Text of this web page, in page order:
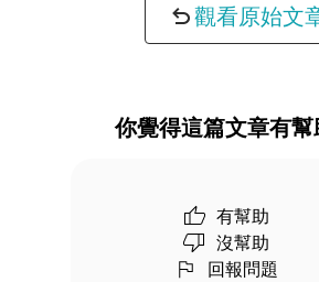
觀看原始文
你覺得這篇文章有幫
有幫助
沒幫助
回報問題